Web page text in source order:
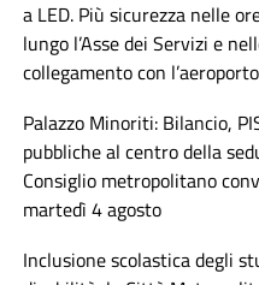
a LED. Più sicurezza nelle
lungo l’Asse dei Servizi e
collegamento con
Palazzo Minoriti: Bilancio,
pubbliche al centro della
Consiglio metropolitano
martedì 4 agosto
Inclusione scolastica degli